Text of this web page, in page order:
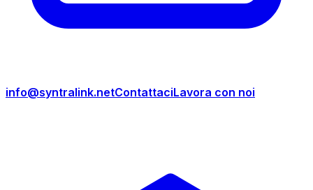
info@syntralink.netContattaciLavora con noi